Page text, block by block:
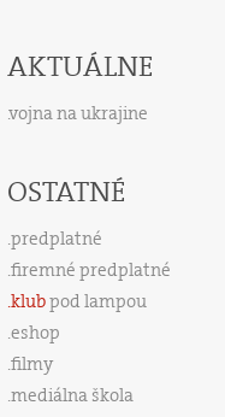
AKTUÁLNE
vojna na ukrajine
OSTATNÉ
predplatné
firemné predplatné
klubpod lampou
eshop
filmy
mediálna škola